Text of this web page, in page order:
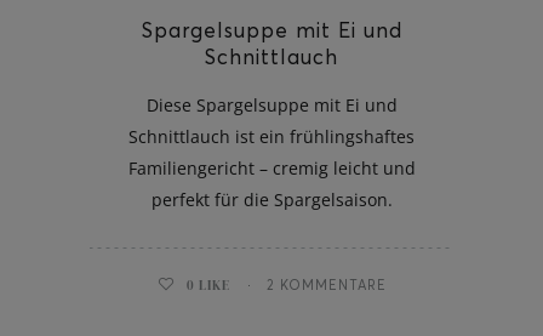
Spargelsuppe mit Ei und
Schnittlauch
Diese Spargelsuppe mit Ei und
Schnittlauch ist ein frühlingshaftes
Familiengericht – cremig leicht und
perfekt für die Spargelsaison.
0 LIKE 2 KOMMENTARE